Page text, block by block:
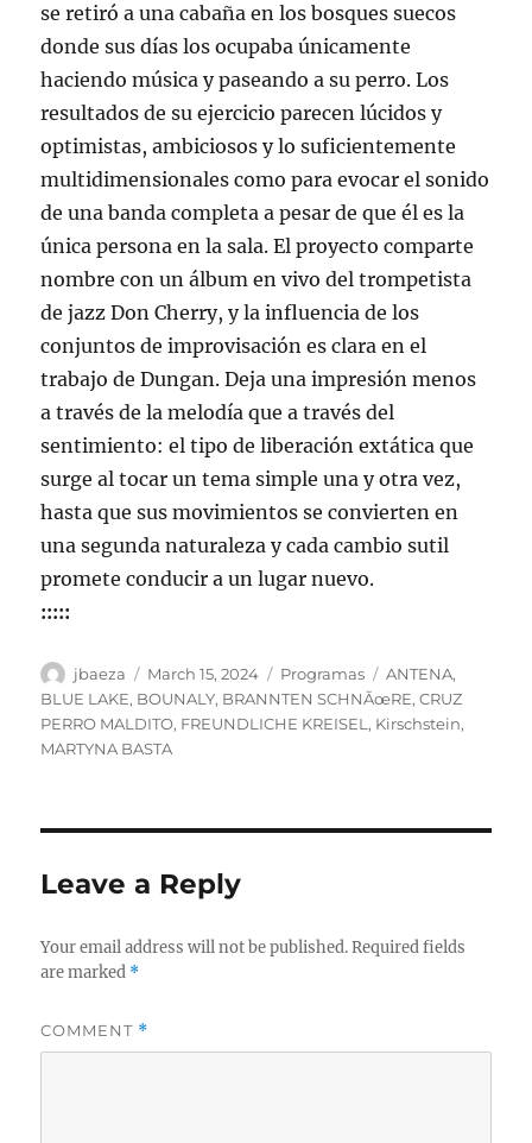
se retiró a una cabaña en los bosques suecos
donde sus días los ocupaba únicamente
haciendo música y paseando a su perro. Los
resultados de su ejercicio parecen lúcidos y
optimistas, ambiciosos y lo suficientemente
multidimensionales como para evocar el sonido
de una banda completa a pesar de que él es la
única persona en la sala. El proyecto comparte
nombre con un álbum en vivo del trompetista
de jazz Don Cherry, y la influencia de los
conjuntos de improvisación es clara en el
trabajo de Dungan. Deja una impresión menos
a través de la melodía que a través del
sentimiento: el tipo de liberación extática que
surge al tocar un tema simple una y otra vez,
hasta que sus movimientos se convierten en
una segunda naturaleza y cada cambio sutil
promete conducir a un lugar nuevo.
:::::
Author
jbaeza
Posted
on
March 15, 2024 Categories
Programas Tags
ANTENA,
BLUE LAKE, BOUNALY, BRANNTEN SCHNÃœRE,CRUZ
PERRO MALDITO, FREUNDLICHE KREISEL , Kirschstein,
MARTYNA BASTA
Leave a Reply
Your email address will not be published. Required fields
are marked *
COMMENT *